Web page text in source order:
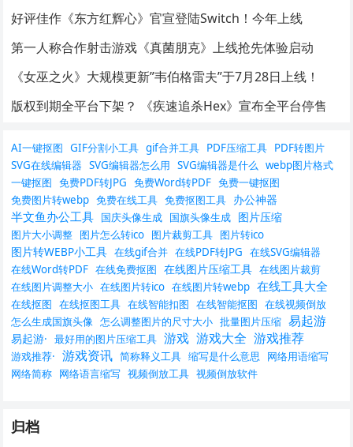
好评佳作《东方红辉心》官宣登陆Switch！今年上线
第一人称合作射击游戏《真菌朋克》上线抢先体验启动
《女巫之火》大规模更新”韦伯格雷夫”于7月28日上线！
版权到期全平台下架？ 《疾速追杀Hex》宣布全平台停售
AI一键抠图 GIF分割小工具 gif合并工具 PDF压缩工具 PDF转图片
SVG在线编辑器 SVG编辑器怎么用 SVG编辑器是什么 webp图片格式
一键抠图 免费PDF转JPG 免费Word转PDF 免费一键抠图
免费图片转webp 免费在线工具 免费抠图工具 办公神器
半文鱼办公工具 国庆头像生成 国旗头像生成 图片压缩
图片大小调整 图片怎么转ico 图片裁剪工具 图片转ico
图片转WEBP小工具 在线gif合并 在线PDF转JPG 在线SVG编辑器
在线Word转PDF 在线免费抠图 在线图片压缩工具 在线图片裁剪
在线图片调整大小 在线图片转ico 在线图片转webp 在线工具大全
在线抠图 在线抠图工具 在线智能扣图 在线智能抠图 在线视频倒放
怎么生成国旗头像 怎么调整图片的尺寸大小 批量图片压缩 易起游
易起游· 最好用的图片压缩工具 游戏 游戏大全 游戏推荐
游戏推荐· 游戏资讯 简称释义工具 缩写是什么意思
网络用语缩写
网络简称 网络语言缩写 视频倒放工具 视频倒放软件
归档